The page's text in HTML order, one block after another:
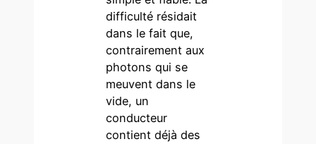
difficulté résidait
dans le fait que,
contrairement aux
photons qui se
meuvent dans le
vide, un
conducteur
contient déjà des